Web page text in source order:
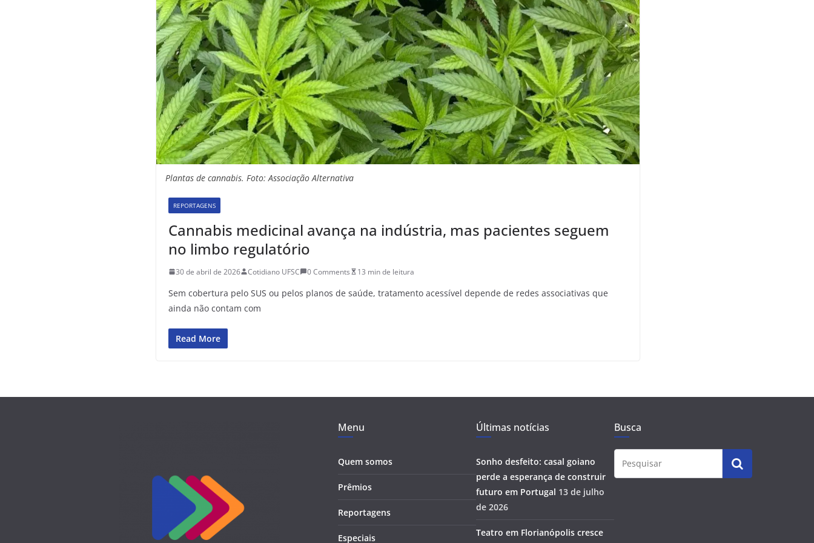
Plantas de cannabis. Foto: Associação Alternativa
REPORTAGENS
Cannabis medicinal avança na indústria, mas pacientes seguem
no limbo regulatório
30 de abril de 2026 Cotidiano UFSC 0 Comments 13 min de leitura
Sem cobertura pelo SUS ou pelos planos de saúde, tratamento acessível depende de redes associativas que
ainda não contam com
Read More
Menu
Quem somos
Prêmios
Reportagens
Especiais
Últimas notícias
Sonho desfeito: casal goiano
perde a esperança de construir
futuro em Portugal 13 de julho
de 2026
Teatro em Florianópolis cresce
Busca